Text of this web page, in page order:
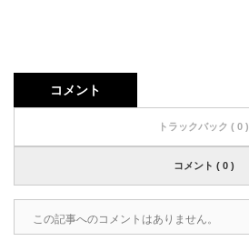
コメント
トラックバック ( 0 )
コメント ( 0 )
この記事へのコメントはありません。